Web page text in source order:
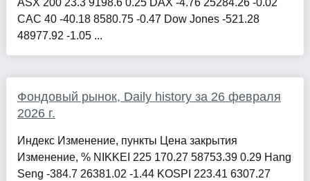
ASX 200 23.3 9198.6 0.25 DAX -4.76 25284.26 -0.02
CAC 40 -40.18 8580.75 -0.47 Dow Jones -521.28
48977.92 -1.05 ...
Фондовый рынок, Daily history за 26 февраля
2026 г.
Индекс Изменение, пункты Цена закрытия
Изменение, % NIKKEI 225 170.27 58753.39 0.29 Hang
Seng -384.7 26381.02 -1.44 KOSPI 223.41 6307.27